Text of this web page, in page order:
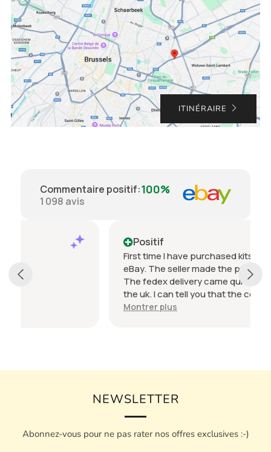
ITINÉRAIRE
Commentaire positif:100%
1 098 avis
Positif
First time I have purchased kits from abroad via
eBay. The seller made the process a dream!!
The fedex delivery came quicker than most in
the uk. I can tell you that the communication
from the seller was the best I have ever had
so needless to say I am a very happy boy.
NEWSLETTER
Abonnez-vous pour ne pas rater nos offres exclusives :-)